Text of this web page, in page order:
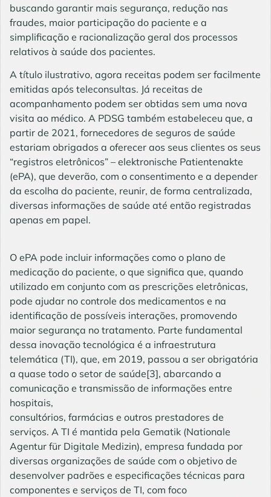
buscando garantir mais segurança, redução nas
fraudes, maior participação do paciente e a
simplificação e racionalização geral dos processos
relativos à saúde dos pacientes.
A título ilustrativo, agora receitas podem ser facilmente
emitidas após teleconsultas. Já receitas de
acompanhamento podem ser obtidas sem uma nova
visita ao médico. A PDSG também estabeleceu que, a
partir de 2021, fornecedores de seguros de saúde
estariam obrigados a oferecer aos seus clientes os seus
“registros eletrônicos” – elektronische Patientenakte
(ePA), que deverão, com o consentimento e a depender
da escolha do paciente, reunir, de forma centralizada,
diversas informações de saúde até então registradas
apenas em papel.
O ePA pode incluir informações como o plano de
medicação do paciente, o que significa que, quando
utilizado em conjunto com as prescrições eletrônicas,
pode ajudar no controle dos medicamentos e na
identificação de possíveis interações, promovendo
maior segurança no tratamento. Parte fundamental
dessa inovação tecnológica é a infraestrutura
telemática (TI), que, em 2019, passou a ser obrigatória
a quase todo o setor de saúde[3], abarcando a
comunicação e transmissão de informações entre
hospitais,
consultórios, farmácias e outros prestadores de
serviços. A TI é mantida pela Gematik (Nationale
Agentur für Digitale Medizin), empresa fundada por
diversas organizações de saúde com o objetivo de
desenvolver padrões e especificações técnicas para
componentes e serviços de TI, com foco